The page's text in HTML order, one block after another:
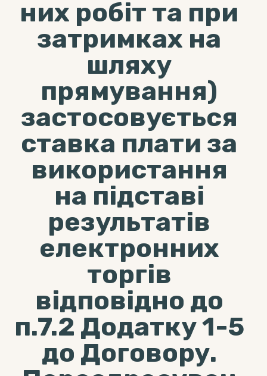
них робіт та при
затримках на
шляху
прямування)
застосовується
ставка плати за
використання
на підставі
результатів
електронних
торгів
відповідно до
п.7.2 Додатку 1-5
до Договору.